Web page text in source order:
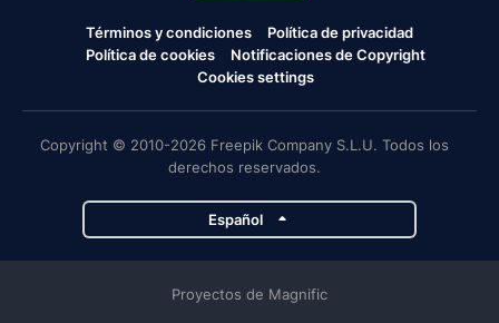
Términos y condiciones
Política de privacidad
Política de cookies
Notificaciones de Copyright
Cookies settings
Copyright © 2010-2026 Freepik Company S.L.U. Todos los
derechos reservados.
Español
Proyectos de Magnific